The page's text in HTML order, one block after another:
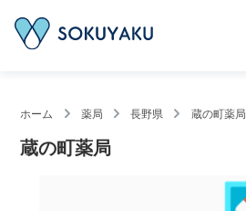
ホーム 薬局 長野県 蔵の町薬局
蔵の町薬局